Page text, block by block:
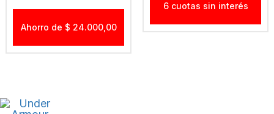
Ahorro de $ 24.000,00
6 cuotas sin interés